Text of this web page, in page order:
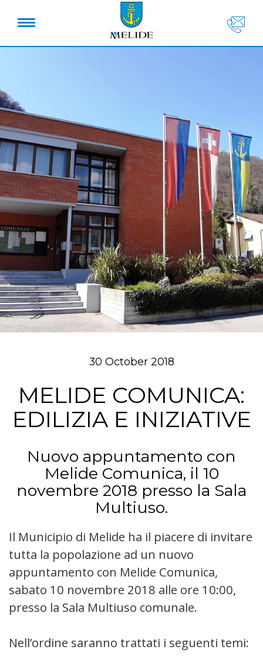
30 October 2018
MELIDE COMUNICA:
EDILIZIA E INIZIATIVE
Nuovo appuntamento con
Melide Comunica, il 10
novembre 2018 presso la Sala
Multiuso.
Il Municipio di Melide ha il piacere di invitare
tutta la popolazione ad un nuovo
appuntamento con Melide Comunica,
sabato 10 novembre 2018 alle ore 10:00,
presso la Sala Multiuso comunale.
Nell’ordine saranno trattati i seguenti temi: